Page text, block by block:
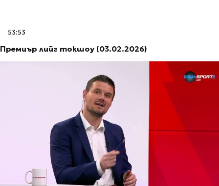
53:53
Премиър лийг токшоу (03.02.2026)